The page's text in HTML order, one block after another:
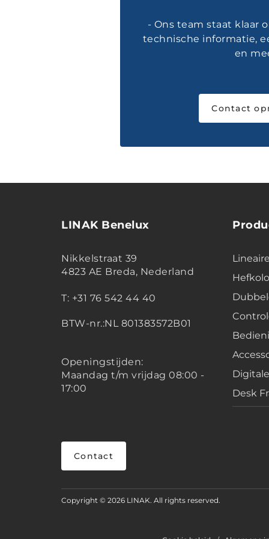
- Ons team staat klaar
technische informatie,
en
Contact
LINAK Benelux
Nikkelstraat 39
4823 AE Breda, Nederland
T: +31 76 542 44 40
BTW-nr.:NL 801383572B01
Openingstijden:
Maandag t/m vrijdag 08:00 -
17:00
Contact
Desk
Copyright © 2026 LINAK. All rights reserved.